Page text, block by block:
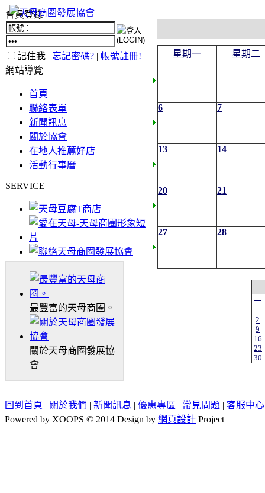
會員登錄
記住我 | 忘記密碼? | 帳號註冊!
網站導覽
首頁
聯絡表單
新聞訊息
關於協會
在地人推薦好店
活動行事曆
SERVICE
最豐富的天母商圈。
關於天母商圈發展協
會
星期一 星期二
6 7
13 14
20 21
27 28
一
2
9
16
23
30
回到首頁 | 關於我們 | 新聞訊息 | 優惠專區 | 常見問題 | 客服中心
Powered by XOOPS © 2014 Design by 網頁設計 Project